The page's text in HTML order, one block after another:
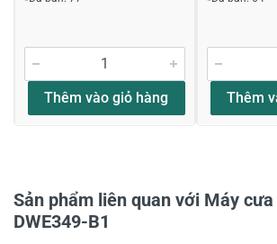
Khách hàng nhận xét về sản phẩm
Bùi anh văn
Hỏi máy dewalt 349
Máy này có đèn chiếu sáng và thổi
Thân chào Bùi Anh Văn đã
sản phẩm mà KNTD phân
Thêm vào giỏ hàng Thêm
Sản phẩm liên quan với Máy
DWE349-B1